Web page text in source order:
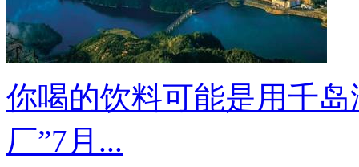
你喝的饮料可能是用千
厂”7月...